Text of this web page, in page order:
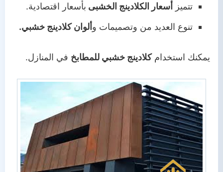
تتميز أسعار الكلادينج الخشبى بأسعار اقتصادية.
تنوع العديد من وتصميمات وألوان كلادينج خشبي.
يمكنك استخدامكلادينج خشبي للمطابخ في المنازل.